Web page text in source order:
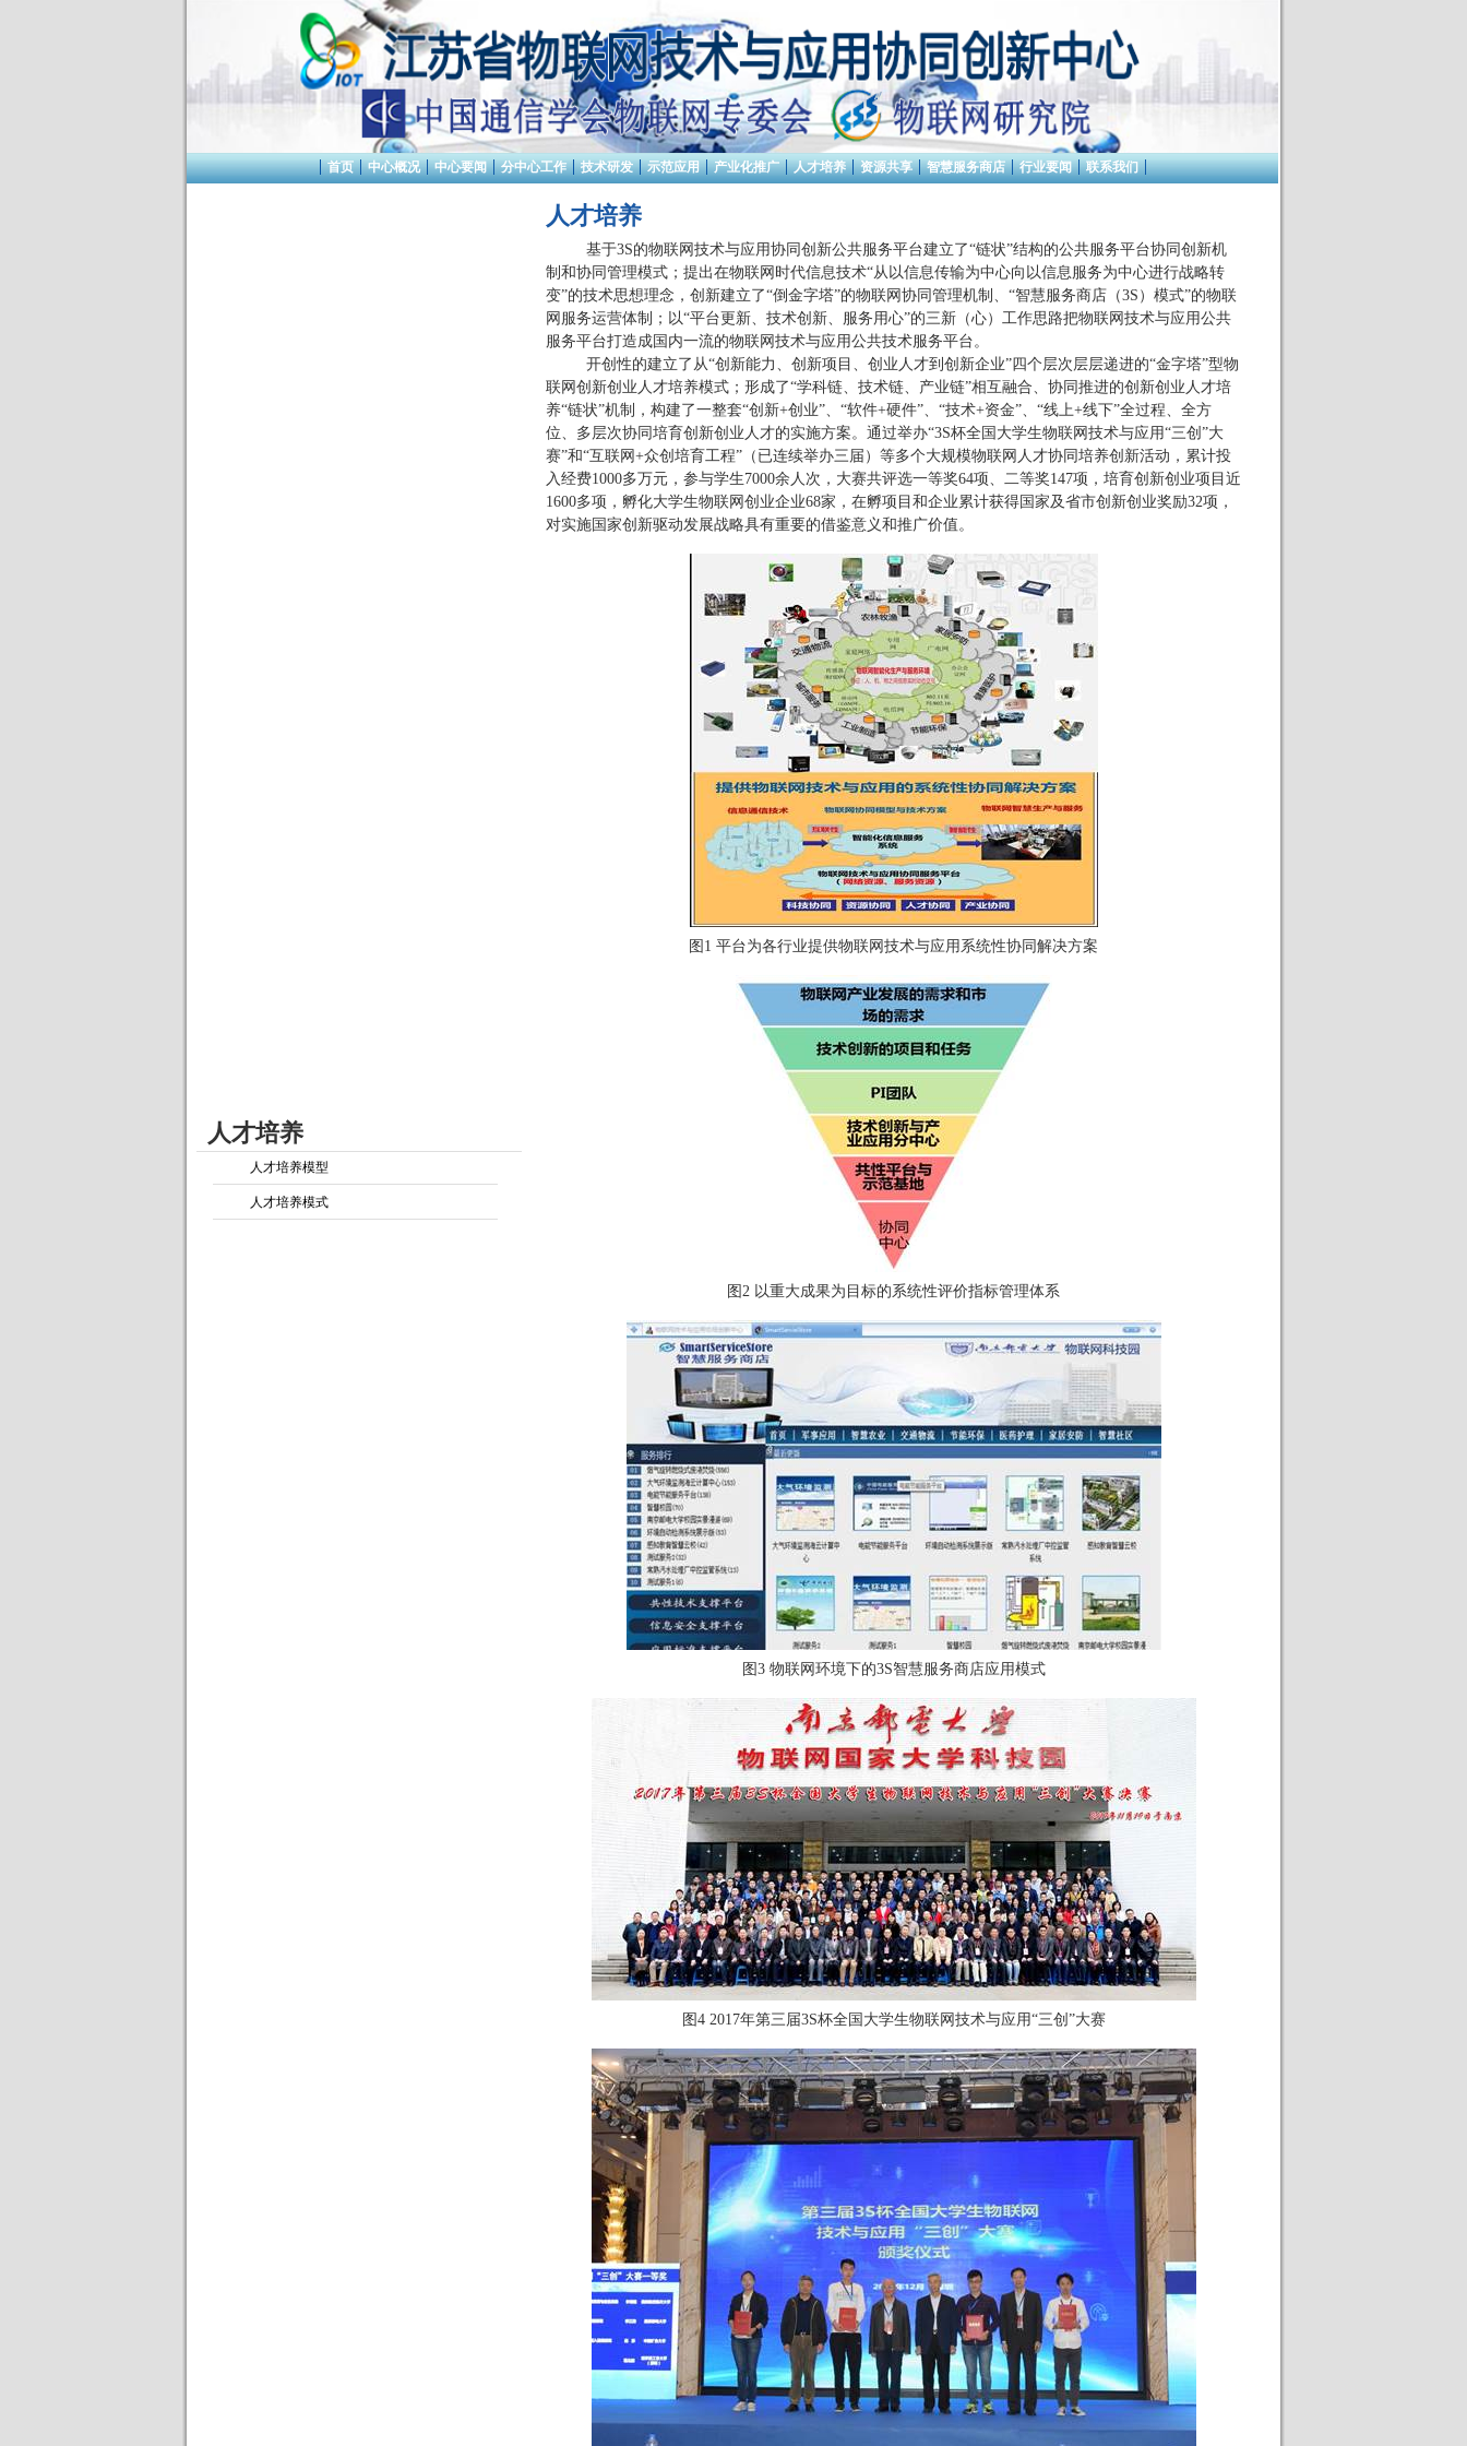
首页 中心概况 中心要闻 分中心工作 技术研发 示范应用 产业化推广 人才培养 资源共享 智慧服务商店 行业要闻 联系我们
人才培养
人才培养模型
人才培养模式
人才培养
基于3S的物联网技术与应用协同创新公共服务平台建立了“链状”结构的公共服务平台协同创新机
制和协同管理模式；提出在物联网时代信息技术“从以信息传输为中心向以信息服务为中心进行战略转
变”的技术思想理念，创新建立了“倒金字塔”的物联网协同管理机制、 “智慧服务商店（3S ）模式”的物联
网服务运营体制；以“平台更新、技术创新、服务用心”的三新（心）工作思路把物联网技术与应用公共
服务平台打造成国内一流的物联网技术与应用公共技术服务平台。
开创性的建立了从“创新能力、创新项目、创业人才到创新企业”四个层次层层递进的“金字塔”型物
联网创新创业人才培养模式；形成了“学科链、技术链、产业链”相互融合、协同推进的创新创业人才培
养“链状”机制，构建了一整套“创新+创业”、 “软件+硬件”、 “技术+资金”、 “线上+线下”全过程、全方
位、多层次协同培育创新创业人才的实施方案。通过举办“3S杯全国大学生物联网技术与应用“三创 ”大
赛”和“互联网 +众创培育工程” （已连续举办三届）等多个大规模物联网人才协同培养创新活动，累计投
入经费1000多万元，参与学生7000余人次，大赛共评选一等奖64项、二等奖147项，培育创新创业项目近
1600多项，孵化大学生物联网创业企业68家，在孵项目和企业累计获得国家及省市创新创业奖励32项，
对实施国家创新驱动发展战略具有重要的借鉴意义和推广价值。
图 1 平台为各行业提供物联网技术与应用系统性协同解决方案
图 2 以重大成果为目标的系统性评价指标管理体系
图 3 物联网环境下的3S智慧服务商店应用模式
图 4 2017年第三届3S杯全国大学生物联网技术与应用“三创”大赛